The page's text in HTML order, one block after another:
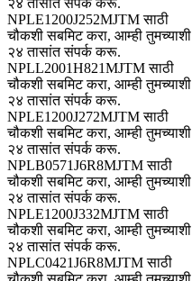
NPLE1200J252MJTM साठी
चौकशी सबमिट करा, आम्ही तुमच्याशी
२४ तासांत संपर्क करू.
NPLL2001H821MJTM साठी
चौकशी सबमिट करा, आम्ही तुमच्याशी
२४ तासांत संपर्क करू.
NPLE1200J272MJTM साठी
चौकशी सबमिट करा, आम्ही तुमच्याशी
२४ तासांत संपर्क करू.
NPLB0571J6R8MJTM साठी
चौकशी सबमिट करा, आम्ही तुमच्याशी
२४ तासांत संपर्क करू.
NPLE1200J332MJTM साठी
चौकशी सबमिट करा, आम्ही तुमच्याशी
२४ तासांत संपर्क करू.
NPLC0421J6R8MJTM साठी